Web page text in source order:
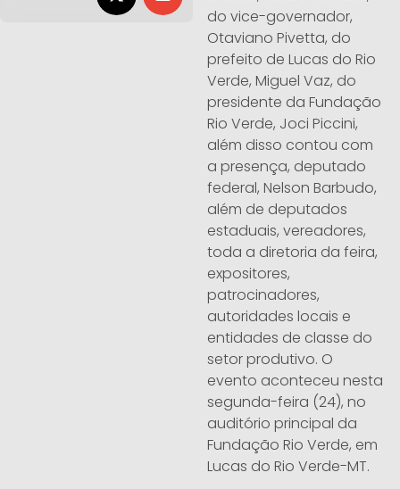
do vice-governador,
Otaviano Pivetta, do
prefeito de Lucas do Rio
Verde, Miguel Vaz, do
presidente da Fundação
Rio Verde, Joci Piccini,
além disso contou com
a presença, deputado
federal, Nelson Barbudo,
além de deputados
estaduais, vereadores,
toda a diretoria da feira,
expositores,
patrocinadores,
autoridades locais e
entidades de classe do
setor produtivo. O
evento aconteceu nesta
segunda-feira (24), no
auditório principal da
Fundação Rio Verde, em
Lucas do Rio Verde-MT.